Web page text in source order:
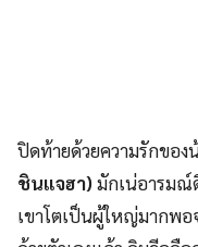
ปิดท้ายด้วยความรักของ
ชินแจฮา)มักเน่อารม
เขาโตเป็นผู้ใหญ่มากพ